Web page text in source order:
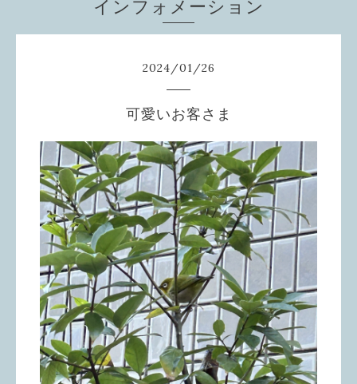
インフォメーション
2024/01/26
可愛いお客さま